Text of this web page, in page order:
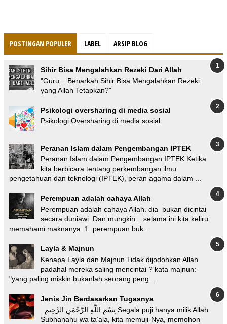
POSTINGAN POPULER LABEL ARSIP BLOG
Sihir Bisa Mengalahkan Rezeki Dari Allah
"Guru... Benarkah Sihir Bisa Mengalahkan Rezeki
yang Allah Tetapkan?"
Psikologi oversharing di media sosial
Psikologi Oversharing di media sosial
Peranan Islam dalam Pengembangan IPTEK
Peranan Islam dalam Pengembangan IPTEK Ketika
kita berbicara tentang perkembangan ilmu
pengetahuan dan teknologi (IPTEK), peran agama dalam ...
Perempuan adalah cahaya Allah
Perempuan adalah cahaya Allah. dia bukan dicintai
secara duniawi. Dan mungkin... selama ini kita keliru
memahami maknanya. 1. perempuan buk...
Layla & Majnun
Kenapa Layla dan Majnun Tidak dijodohkan Allah
padahal mereka saling mencintai ? kata majnun:
"yang paling miskin bukanlah seorang peng...
Jenis Jin Berdasarkan Tugasnya
Subhanahu wa ta’ala, kita memuji-Nya, memohon